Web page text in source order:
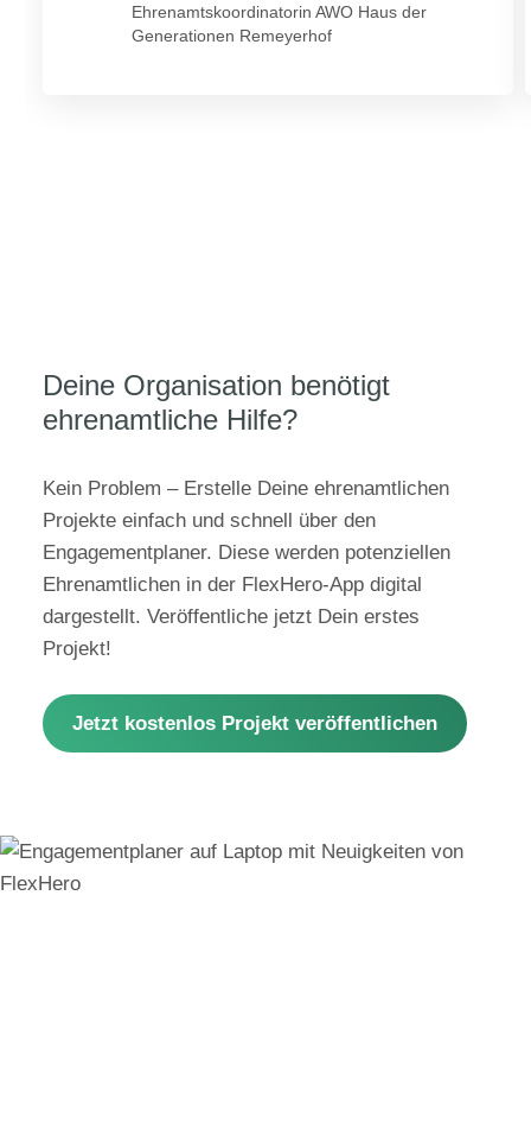
Ehrenamtskoordinatorin AWO Haus der
Generationen Remeyerhof
Deine Organisation benötigt
ehrenamtliche Hilfe?
Kein Problem – Erstelle Deine ehrenamtlichen
Projekte einfach und schnell über den
Engagementplaner. Diese werden potenziellen
Ehrenamtlichen in der FlexHero-App digital
dargestellt. Veröffentliche jetzt Dein erstes
Projekt!
Jetzt kostenlos Projekt veröffentlichen